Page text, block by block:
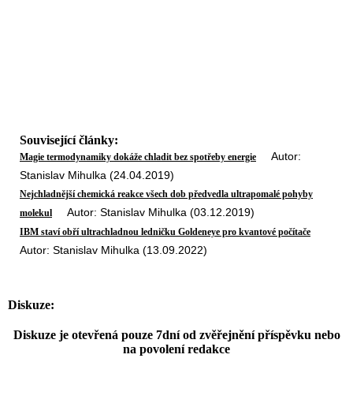
Související články:
Magie termodynamiky dokáže chladit bez spotřeby energie Autor:
Stanislav Mihulka (24.04.2019)
Nejchladnější chemická reakce všech dob předvedla ultrapomalé pohyby
molekul Autor: Stanislav Mihulka (03.12.2019)
IBM staví obří ultrachladnou ledničku Goldeneye pro kvantové počítače
Autor: Stanislav Mihulka (13.09.2022)
Diskuze:
Diskuze je otevřená pouze 7dní od zvěřejnění příspěvku nebo
na povolení redakce